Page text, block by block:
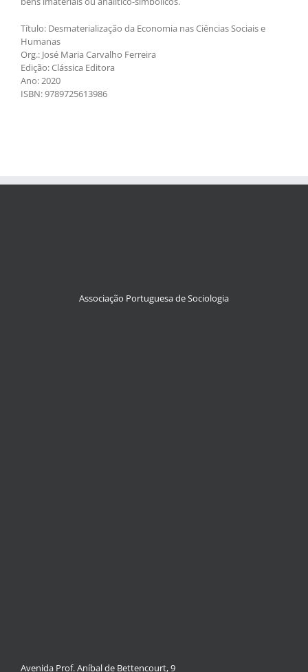
Título: Desmaterialização da Economia nas Ciências Sociais e
Humanas
Org.: José Maria Carvalho Ferreira
Edição: Clássica Editora
Ano: 2020
ISBN: 9789725613986
Associação Portuguesa de Sociologia
Avenida Prof. Aníbal de Bettencourt, 9